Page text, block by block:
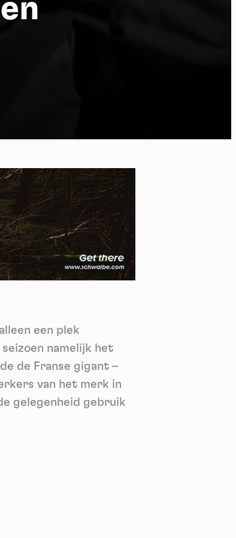
een plek
namelijk het
de Franse gigant –
van het merk in
gelegenheid gebruik